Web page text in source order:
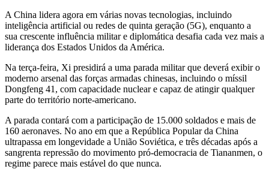
A China lidera agora em várias novas tecnologias, incluindo
inteligência artificial ou redes de quinta geração (5G), enquanto a
sua crescente influência militar e diplomática desafia cada vez mais a
liderança dos Estados Unidos da América.
Na terça-feira, Xi presidirá a uma parada militar que deverá exibir o
moderno arsenal das forças armadas chinesas, incluindo o míssil
Dongfeng 41, com capacidade nuclear e capaz de atingir qualquer
parte do território norte-americano.
A parada contará com a participação de 15.000 soldados e mais de
160 aeronaves. No ano em que a República Popular da China
ultrapassa em longevidade a União Soviética, e três décadas após a
sangrenta repressão do movimento pró-democracia de Tiananmen, o
regime parece mais estável do que nunca.